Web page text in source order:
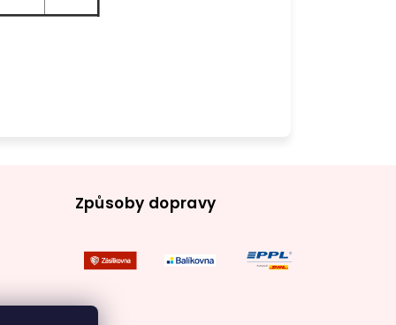
Způsoby dopravy